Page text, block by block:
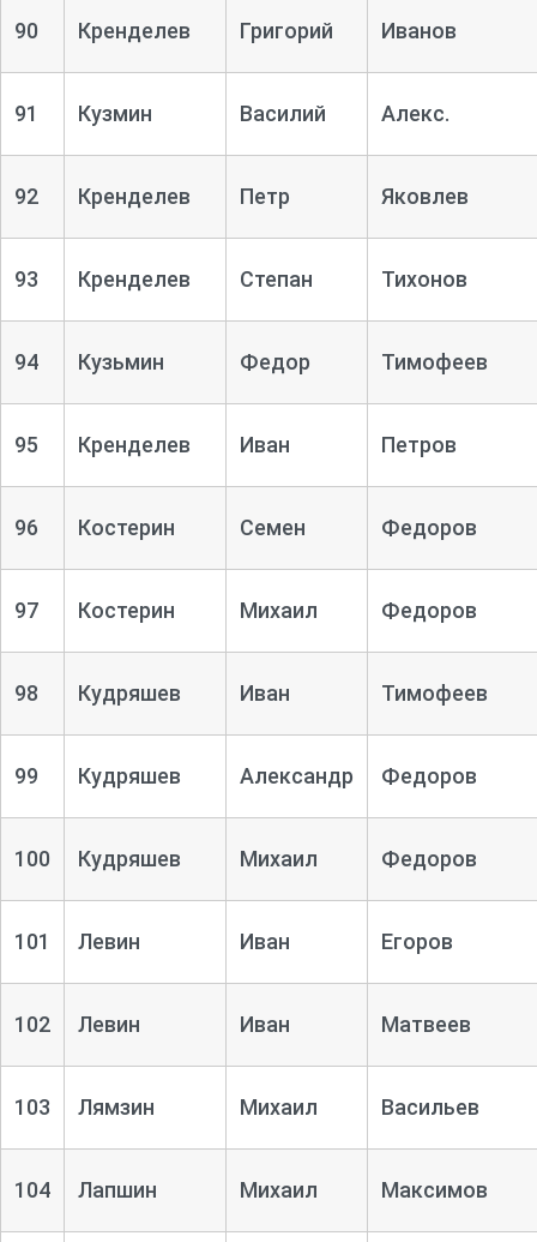
90 Кренделев Григорий Иванов
91 Кузмин Василий Алекс.
92 Кренделев Петр Яковлев
93 Кренделев Степан Тихонов
94 Кузьмин Федор Тимофеев
95 Кренделев Иван Петров
96 Костерин Семен Федоров
97 Костерин Михаил Федоров
98 Кудряшев Иван Тимофеев
99 Кудряшев Александр Федоров
100 Кудряшев Михаил Федоров
101 Левин Иван Егоров
102 Левин Иван Матвеев
103 Лямзин Михаил Васильев
104 Лапшин Михаил Максимов